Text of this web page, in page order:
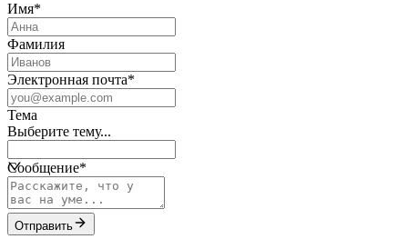
Имя*
Фамилия
Электронная почта*
Тема
Выберите тему...
Сообщение*
Отправить